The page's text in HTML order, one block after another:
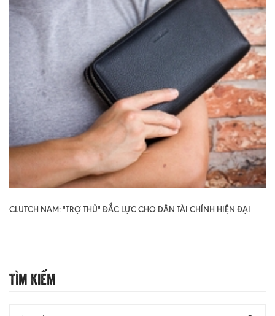
CLUTCH NAM: "TRỢ THỦ" ĐẮC LỰC CHO DÂN TÀI CHÍNH HIỆN ĐẠI
Tìm Kiếm